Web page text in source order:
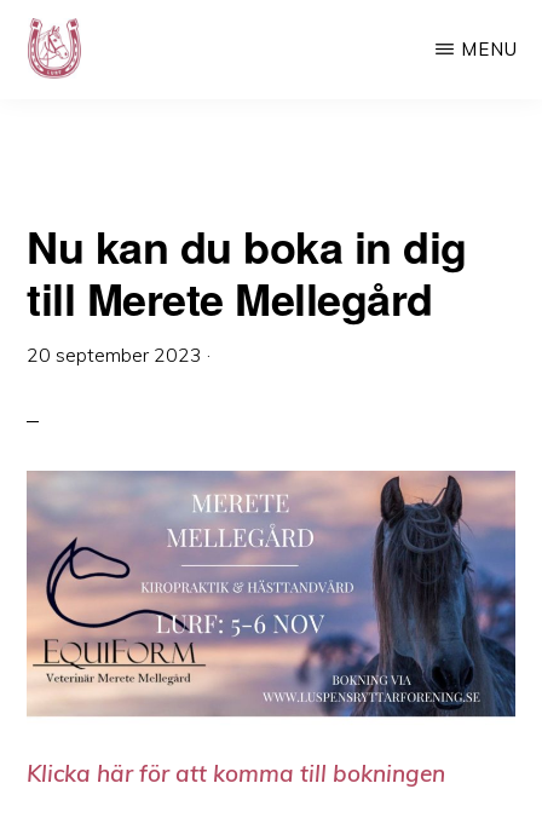
Hoppa
Hoppa
Din
ridskola
Västerbotten
MENU
Nu kan du boka in dig
till Merete Mellegård
20 september 2023 ·
Klicka här för att komma till bokningen